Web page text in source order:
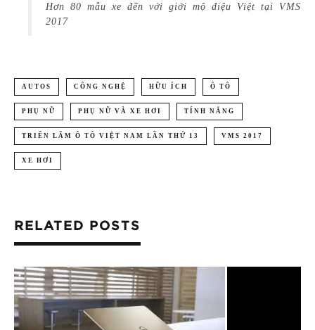
Hơn 80 mẫu xe đến với giới mộ điệu Việt tại VMS
2017
AUTOS CÔNG NGHỆ HỮU ÍCH Ô TÔ
PHỤ NỮ PHỤ NỮ VÀ XE HƠI TÍNH NĂNG
TRIỂN LÃM Ô TÔ VIỆT NAM LẦN THỨ 13 VMS 2017
XE HƠI
RELATED POSTS